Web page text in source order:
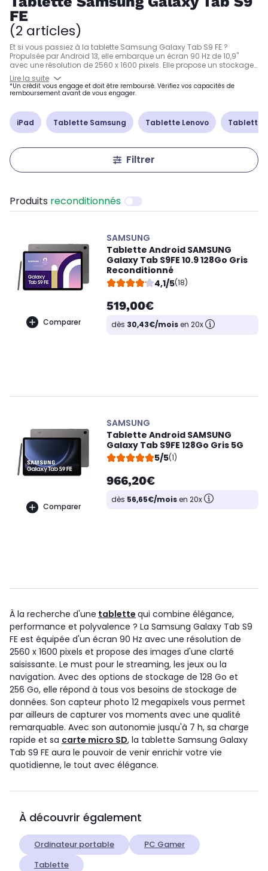
FE
(2 articles)
Et si vous passiez à la tablette Samsung Galaxy Tab S9 FE ?
Propulsée par Android 13, elle embarque un écran 90 Hz de 10,9"
avec une résolution de 2560 x 1600 pixels. Elle propose un stockage
de 128 Go extensible avec une
la tablette Samsung Galaxy Tab S9 FE fait le job avec son capteur
photo 12 méga pixels. Grâce à sa batterie de 8000 mAh, elle offre
propose aussi la charge rapide.
Lire la suite
*Un crédit vous engage et doit être remboursé. Vérifiez vos capacités de
remboursement avant de vous engager.
iPad Tablette Samsung Tablette Lenovo Tablette
Filtrer
Produits reconditionnés
Comparer
SAMSUNG
Tablette Android SAMSUNG
Galaxy Tab S9FE 10.9 128Go Gris
Reconditionné
4,1/5(18)
519,00€
dès 30,43€/moisen 20x
Comparer
SAMSUNG
Tablette Android SAMSUNG
Galaxy Tab S9FE 128Go Gris 5G
5/5(1)
966,20€
dès 56,65€/moisen 20x
À la recherche d'une tablette qui combine élégance,
performance et polyvalence ? La Samsung Galaxy Tab S9
FE est équipée d'un écran 90 Hz avec une résolution de
2560 x 1600 pixels et propose des images d'une clarté
saisissante. Le must pour le streaming, les jeux ou la
navigation. Avec des options de stockage de 128 Go et
256 Go, elle répond à tous vos besoins de stockage de
données. Son capteur photo 12 megapixels vous permet
par ailleurs de capturer vos moments avec une qualité
remarquable. Avec son autonomie jusqu'à 7 h, sa charge
rapide et sa carte micro SD, la tablette Samsung Galaxy
Tab S9 FE aura le pouvoir de venir enrichir votre vie
quotidienne, le tout avec élégance.
À découvrir également
Ordinateur portable
PC Gamer
Tablette